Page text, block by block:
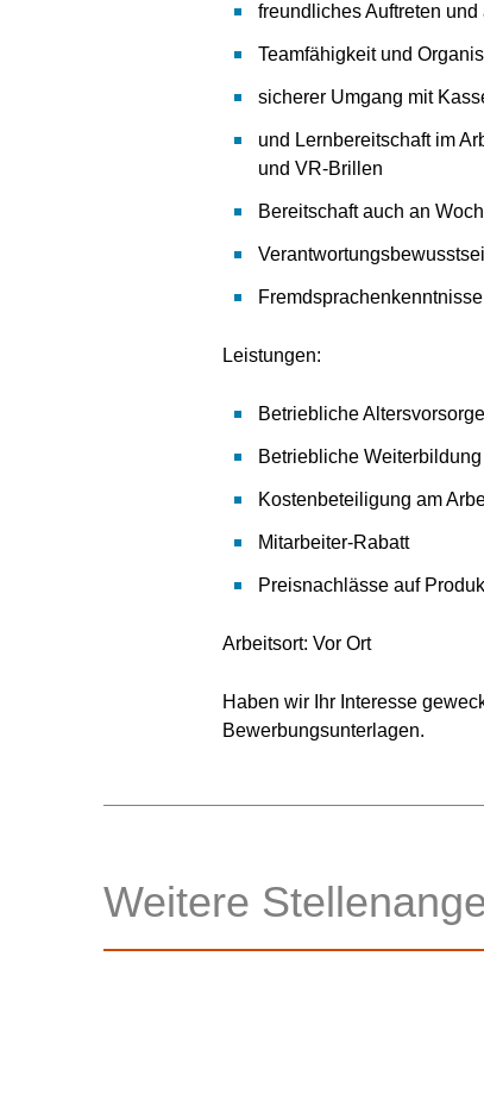
freundliches Auftreten
Teamfähigkeit und
sicherer Umgang mit
und Lernbereitschaft im
und VR-Brillen
Bereitschaft auch an
Leistungen:
Betriebliche Altersvorsorge
Betriebliche Weiterbildung
Kostenbeteiligung am
Mitarbeiter-Rabatt
Preisnachlässe auf
Arbeitsort: Vor Ort
Haben wir Ihr Interesse
Bewerbungsunterlagen.
Weitere